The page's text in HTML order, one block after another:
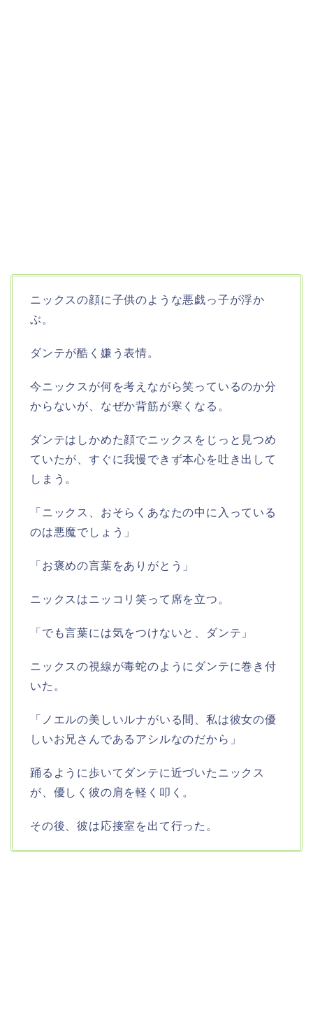
ニックスの顔に子供のような悪戯っ子が浮か
ぶ。
ダンテが酷く嫌う表情。
今ニックスが何を考えながら笑っているのか分
からないが、なぜか背筋が寒くなる。
ダンテはしかめた顔でニックスをじっと見つめ
ていたが、すぐに我慢できず本心を吐き出して
しまう。
「ニックス、おそらくあなたの中に入っている
のは悪魔でしょう」
「お褒めの言葉をありがとう」
ニックスはニッコリ笑って席を立つ。
「でも言葉には気をつけないと、ダンテ」
ニックスの視線が毒蛇のようにダンテに巻き付
いた。
「ノエルの美しいルナがいる間、私は彼女の優
しいお兄さんであるアシルなのだから」
踊るように歩いてダンテに近づいたニックス
が、優しく彼の肩を軽く叩く。
その後、彼は応接室を出て行った。